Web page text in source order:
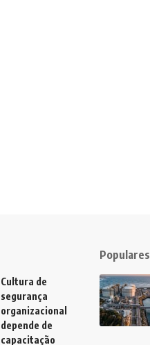
Cultura de
segurança
organizacional
depende de
capacitação
Populares